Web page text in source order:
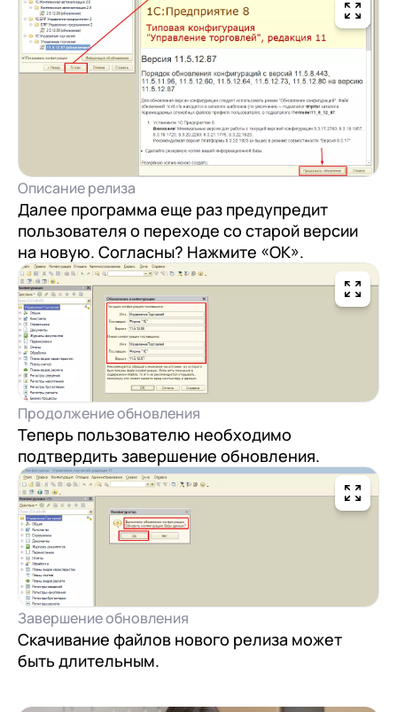
Описание релиза
Далее программа еще раз предупредит
пользователя о переходе со старой версии
на новую. Согласны? Нажмите «ОК».
Продолжение обновления
Теперь пользователю необходимо
подтвердить завершение обновления.
Завершение обновления
Скачивание файлов нового релиза может
быть длительным.